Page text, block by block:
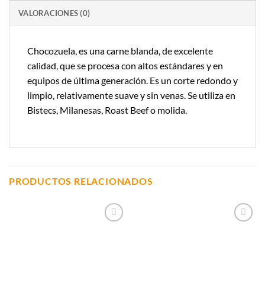
VALORACIONES (0)
Chocozuela, es una carne blanda, de excelente
calidad, que se procesa con altos estándares y en
equipos de última generación. Es un corte redondo y
limpio, relativamente suave y sin venas. Se utiliza en
Bistecs, Milanesas, Roast Beef o molida.
PRODUCTOS RELACIONADOS